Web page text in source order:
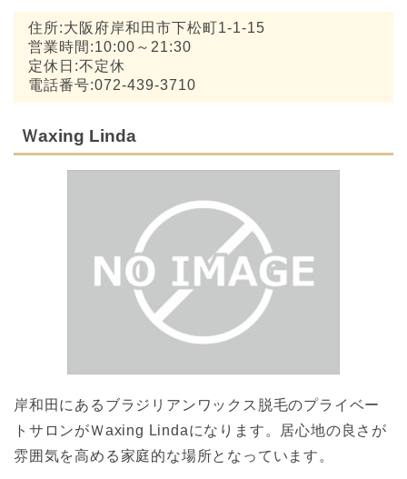
住所:大阪府岸和田市下松町1-1-15
営業時間:10:00～21:30
定休日:不定休
電話番号:072-439-3710
Ｗaxing Linda
岸和田にあるブラジリアンワックス脱毛のプライベー
トサロンがＷaxing Lindaになります。居心地の良さが
雰囲気を高める家庭的な場所となっています。